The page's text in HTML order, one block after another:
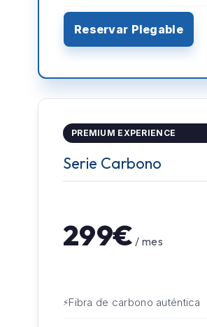
Reservar Plegable
PREMIUM EXPERIENCE
Serie Carbono
299€ / mes
Fibra de carbono auténtica